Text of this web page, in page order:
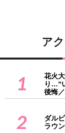
ア
1
花火
り…“
後悔
2
ダル
ラウ